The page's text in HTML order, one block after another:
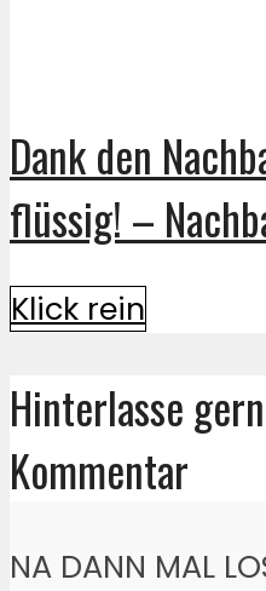
Dank den
flüssig! –
Klick rein
Hinterlasse
Kommentar
NA DANN MAL